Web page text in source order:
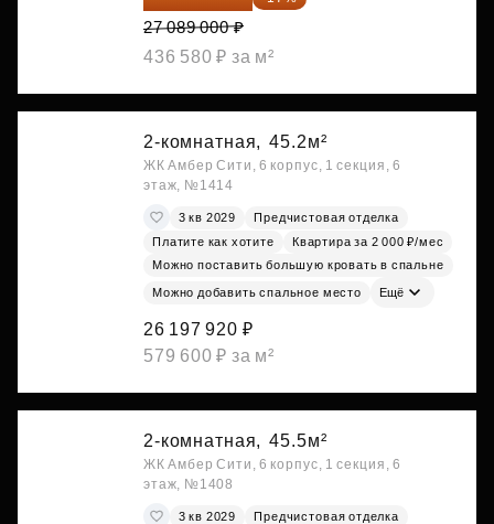
27 089 000 ₽
436 580 ₽ за м²
2-комнатная, 45.2м²
ЖК Амбер Сити, 6 корпус, 1 секция, 6
этаж, №1414
3 кв 2029
Предчистовая отделка
Платите как хотите
Квартира за 2 000 ₽/мес
Можно поставить большую кровать в спальне
Можно добавить спальное место Ещё
26 197 920 ₽
579 600 ₽ за м²
2-комнатная, 45.5м²
ЖК Амбер Сити, 6 корпус, 1 секция, 6
этаж, №1408
3 кв 2029
Предчистовая отделка